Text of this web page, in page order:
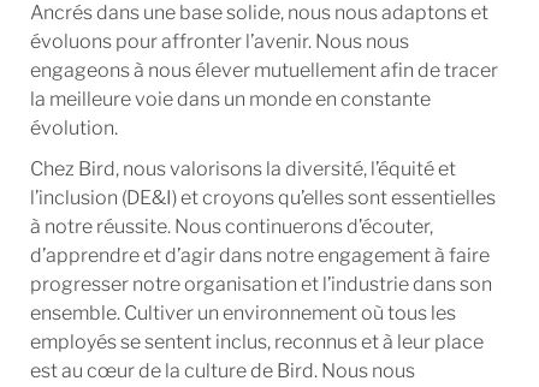
Ancrés dans une base solide, nous nous adaptons et
évoluons pour affronter l’avenir. Nous nous
engageons à nous élever mutuellement afin de tracer
la meilleure voie dans un monde en constante
évolution.
Chez Bird, nous valorisons la diversité, l’équité et
l’inclusion (DE&I) et croyons qu’elles sont essentielles
à notre réussite. Nous continuerons d’écouter,
d’apprendre et d’agir dans notre engagement à faire
progresser notre organisation et l’industrie dans son
ensemble. Cultiver un environnement où tous les
employés se sentent inclus, reconnus et à leur place
est au cœur de la culture de Bird. Nous nous